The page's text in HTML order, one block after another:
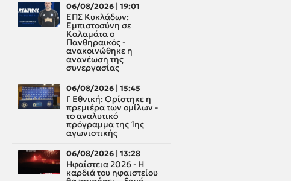
06/08/2026 | 19:01
ΕΠΣ Κυκλάδων:
Εμπιστοσύνη σε
Καλαμάτα ο
Πανθηραικός -
ανακοινώθηκε η
ανανέωση της
συνεργασίας
06/08/2026 | 15:45
Γ Εθνική: Ορίστηκε η
πρεμιέρα των ομίλων -
το αναλυτικό
πρόγραμμα της 1ης
αγωνιστικής
06/08/2026 | 13:28
Ηφαίστεια 2026 - Η
καρδιά του ηφαιστείου